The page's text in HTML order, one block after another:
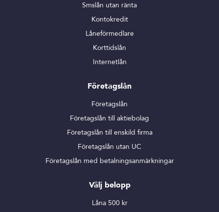
Smslån utan ränta
Kontokredit
Låneförmedlare
Korttidslån
Internetlån
Företagslån
Företagslån
Företagslån till aktiebolag
Företagslån till enskild firma
Företagslån utan UC
Företagslån med betalningsanmärkningar
Välj belopp
Låna 500 kr